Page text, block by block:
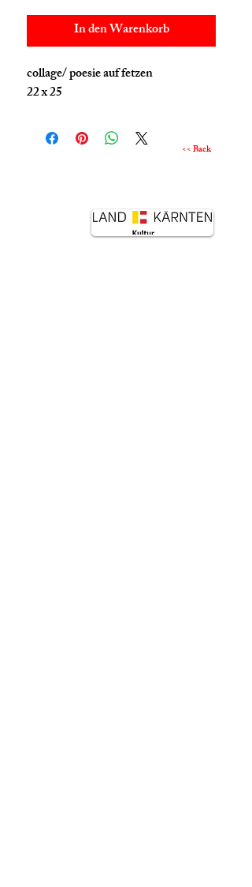
In den Warenkorb
collage/ poesie auf fetzen
22 x 25
<< Back